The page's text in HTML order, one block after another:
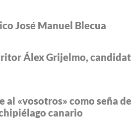
José Manuel Blecua
Álex Grijelmo,
al «vosotros» como seña de
canario